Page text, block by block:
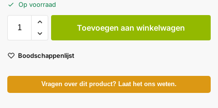
Op voorraad
Toevoegen aan winkelwagen
Boodschappenlijst
Vragen over dit product? Laat het ons weten.